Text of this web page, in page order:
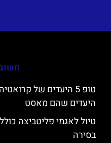
טופ 5 היעדים של
היעדים שהם מאסט
טיול לאגמי פליטביצה
בסירה